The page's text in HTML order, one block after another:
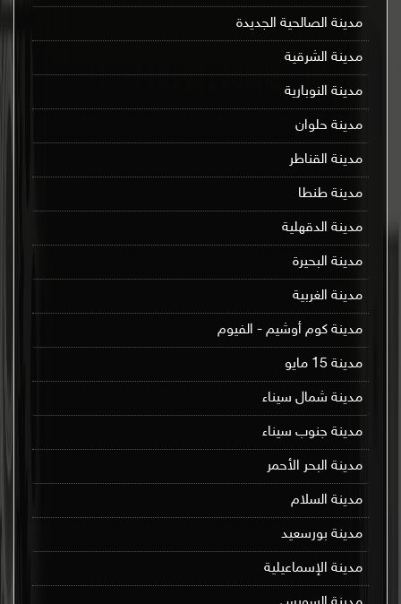
مدينة الصالحية الجديدة
مدينة الشرقية
مدينة النوبارية
مدينة حلوان
مدينة القناطر
مدينة طنطا
مدينة الدقهلية
مدينة البحيرة
مدينة الغربية
مدينة كوم أوشيم - الفيوم
مدينة 15 مايو
مدينة شمال سيناء
مدينة جنوب سيناء
مدينة البحر الأحمر
مدينة السلام
مدينة بورسعيد
مدينة الإسماعيلية